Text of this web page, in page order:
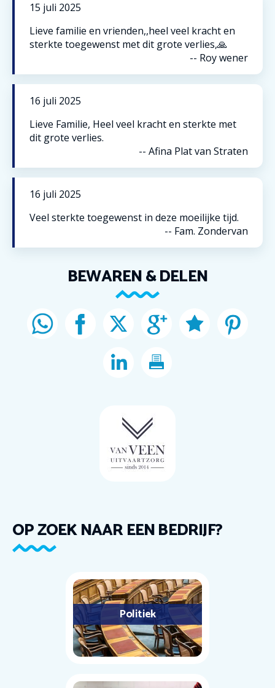
15 juli 2025
Lieve familie en vrienden,,heel veel kracht en
sterkte toegewenst met dit grote verlies,🙏
-- Roy wener
16 juli 2025
Lieve Familie, Heel veel kracht en sterkte met
dit grote verlies.
-- Afina Plat van Straten
16 juli 2025
Veel sterkte toegewenst in deze moeilijke tijd.
-- Fam. Zondervan
BEWAREN & DELEN
OP ZOEK NAAR EEN BEDRIJF?
Politiek